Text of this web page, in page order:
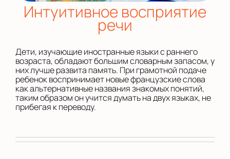
Интуитивное восприятие
речи
Дети, изучающие иностранные языки с раннего
возраста, обладают большим словарным запасом, у
них лучше развита память. При грамотной подаче
ребенок воспринимает новые французские слова
как альтернативные названия знакомых понятий,
таким образом он учится думать на двух языках, не
прибегая к переводу.